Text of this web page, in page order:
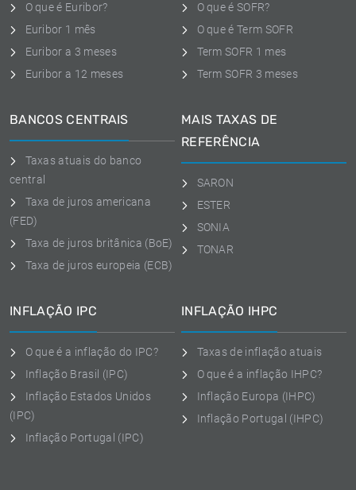
O que é Euribor?
Euribor 1 mês
Euribor a 3 meses
Euribor a 12 meses
O que é SOFR?
O que é Term SOFR
Term SOFR 1 mes
Term SOFR 3 meses
BANCOS CENTRAIS
Taxas atuais do banco
central
Taxa de juros americana
(FED)
Taxa de juros britânica (BoE)
Taxa de juros europeia (ECB)
MAIS TAXAS DE
REFERÊNCIA
SARON
ESTER
SONIA
TONAR
INFLAÇÃO IPC
O que é a inflação do IPC?
Inflação Brasil (IPC)
Inflação Estados Unidos
(IPC)
Inflação Portugal (IPC)
INFLAÇÃO IHPC
Taxas de inflação atuais
O que é a inflação IHPC?
Inflação Europa (IHPC)
Inflação Portugal (IHPC)